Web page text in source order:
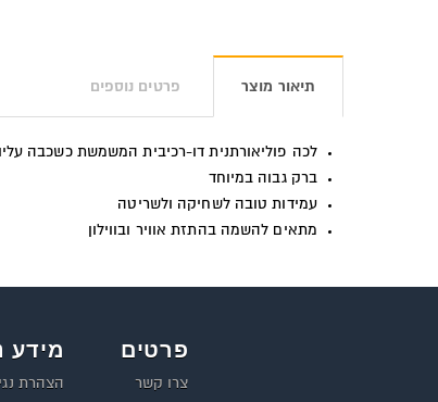
תיאור מוצר פרטים נוספים
לכה פוליאורתנית דו-רכיבית המשמשת כשכבה
ברק גבוה במיוחד
עמידות טובה לשחיקה ולשריטה
מתאים להשמה בהתזת אוויר ובווילון
פרטים
צרו קשר
מידע
הצהרת